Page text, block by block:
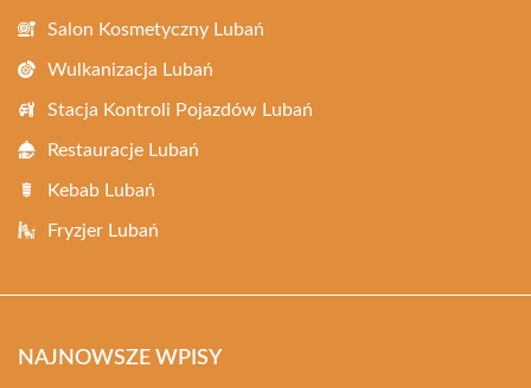
Salon Kosmetyczny Lubań
Wulkanizacja Lubań
Stacja Kontroli Pojazdów Lubań
Restauracje Lubań
Kebab Lubań
Fryzjer Lubań
NAJNOWSZE WPISY